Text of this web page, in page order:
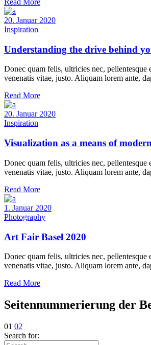
Read More
20. Januar 2020
Inspiration
Understanding the drive behind
Donec quam felis, ultricies nec,
venenatis vitae, justo. Aliquam lorem ante,
Read More
20. Januar 2020
Inspiration
Visualization as a means of
Donec quam felis, ultricies nec,
venenatis vitae, justo. Aliquam lorem ante,
Read More
1. Januar 2020
Photography
Art Fair Basel 2020
Donec quam felis, ultricies nec,
venenatis vitae, justo. Aliquam lorem ante,
Read More
Seitennummerierung der
01 02
Search for: